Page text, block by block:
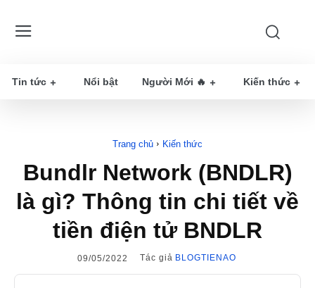
Tin tức Nổi bật Người Mới 🔥 Kiến thức
Trang chủ Kiến thức
Bundlr Network (BNDLR)
là gì? Thông tin chi tiết về
tiền điện tử BNDLR
09/05/2022 Tác giả BLOGTIENAO